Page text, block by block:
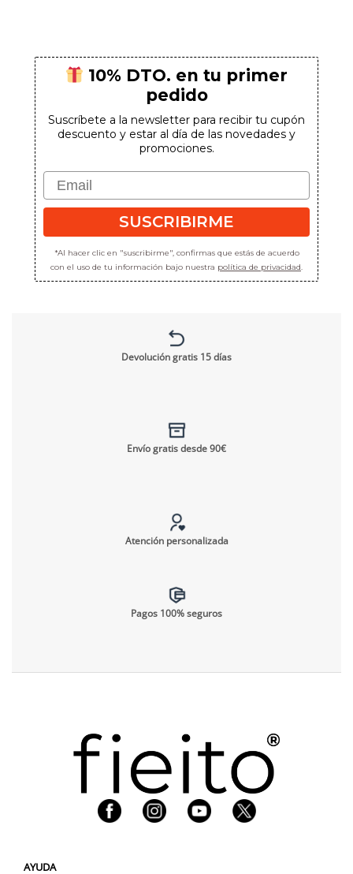
10% DTO. en tu primer
pedido
Suscríbete a la newsletter para recibir tu cupón
descuento y estar al día de las novedades y
promociones.
Email
SUSCRIBIRME
*Al hacer clic en "suscribirme", confirmas que estás de acuerdo
con el uso de tu información bajo nuestra política de privacidad.
Devolución gratis 15 días
Envío gratis desde 90€
Atención personalizada
Pagos 100% seguros
AYUDA